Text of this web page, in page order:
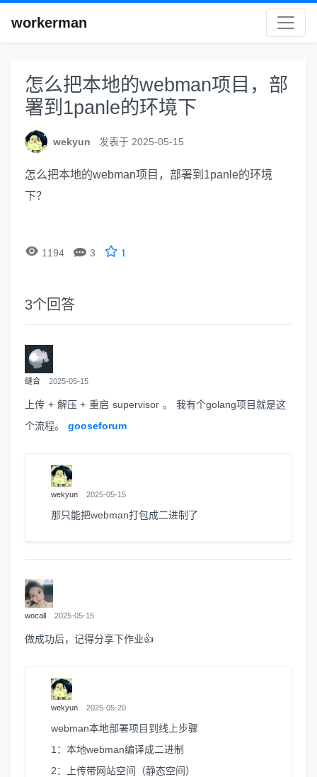
workerman
怎么把本地的webman项目，部
署到1panle的环境下
wekyun 发表于 2025-05-15
怎么把本地的webman项目，部署到1panle的环境
下？
 1194  3 1
3个回答
缝合 2025-05-15
上传 + 解压 + 重启 supervisor 。 我有个golang项目就是这
个流程。 gooseforum
wekyun 2025-05-15
那只能把webman打包成二进制了
wocall 2025-05-15
做成功后，记得分享下作业👍
wekyun 2025-05-20
webman本地部署项目到线上步骤
1：本地webman编译成二进制
2：上传带网站空间（静态空间）